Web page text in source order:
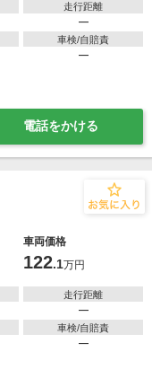
走行距離
―
車検/自賠責
―
電話をかける
車両価格
122.1万円
走行距離
―
車検/自賠責
―